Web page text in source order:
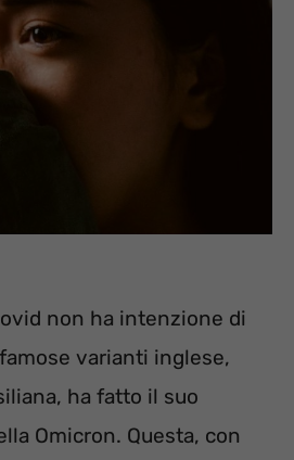
non ha intenzione di
varianti inglese,
ha fatto il suo
Omicron. Questa, con